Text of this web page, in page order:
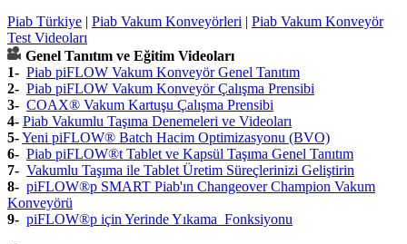
Piab Türkiye | Piab Vakum Konveyörleri | Piab Vakum Konveyör
Test Videoları
Genel Tanıtım ve Eğitim Videoları
1- Piab piFLOW Vakum Konveyör Genel Tanıtım
2- Piab piFLOW Vakum Konveyör Çalışma Prensibi
3- COAX® Vakum Kartuşu Çalışma Prensibi
4- Piab Vakumlu Taşıma Denemeleri ve Videoları
5-Yeni piFLOW® Batch Hacim Optimizasyonu (BVO)
6- Piab piFLOW®t Tablet ve Kapsül Taşıma Genel Tanıtım
7- Vakumlu Taşıma ile Tablet Üretim Süreçlerinizi Geliştirin
8- piFLOW®p SMART Piab'ın Changeover Champion Vakum
Konveyörü
9- piFLOW®p için Yerinde Yıkama Fonksiyonu